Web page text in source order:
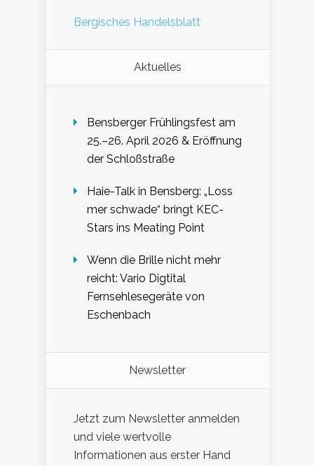
Bergisches Handelsblatt
Aktuelles
Bensberger Frühlingsfest am
25.–26. April 2026 & Eröffnung
der Schloßstraße
Haie-Talk in Bensberg: „Loss
mer schwade“ bringt KEC-
Stars ins Meating Point
Wenn die Brille nicht mehr
reicht: Vario Digtital
Fernsehlesegeräte von
Eschenbach
Newsletter
Jetzt zum Newsletter anmelden
und viele wertvolle
Informationen aus erster Hand